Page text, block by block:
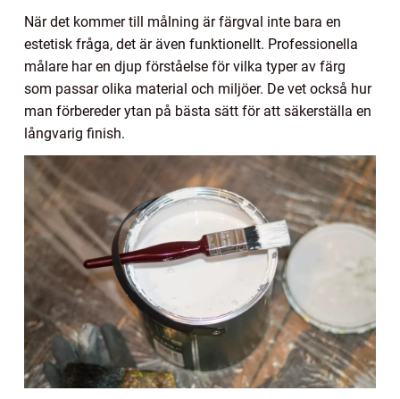
När det kommer till målning är färgval inte bara en
estetisk fråga, det är även funktionellt. Professionella
målare har en djup förståelse för vilka typer av färg
som passar olika material och miljöer. De vet också hur
man förbereder ytan på bästa sätt för att säkerställa en
långvarig finish.